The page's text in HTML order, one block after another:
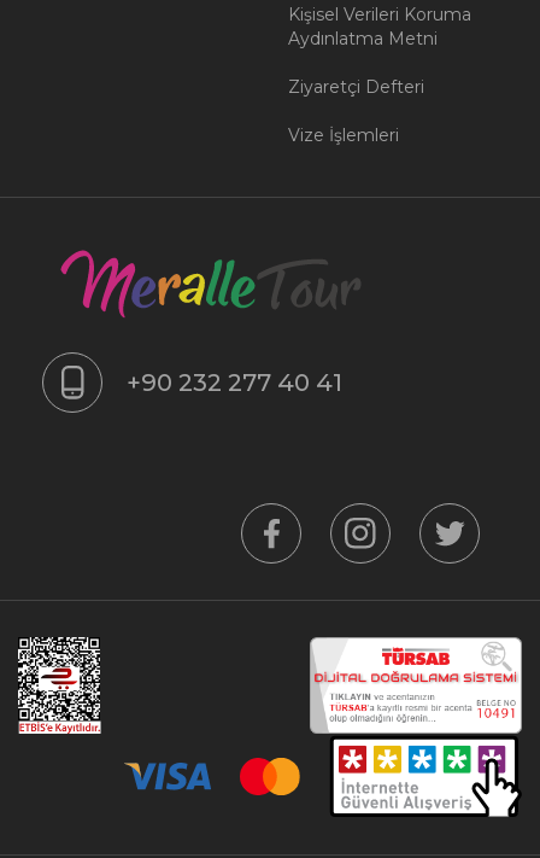
Kişisel Verileri Koruma
Aydınlatma Metni
Ziyaretçi Defteri
Vize İşlemleri
+90 232 277 40 41